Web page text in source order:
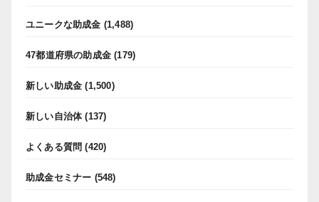
ユニークな助成金 (1,488)
47都道府県の助成金 (179)
新しい助成金 (1,500)
新しい自治体(137)
よくある質問 (420)
助成金セミナー (548)